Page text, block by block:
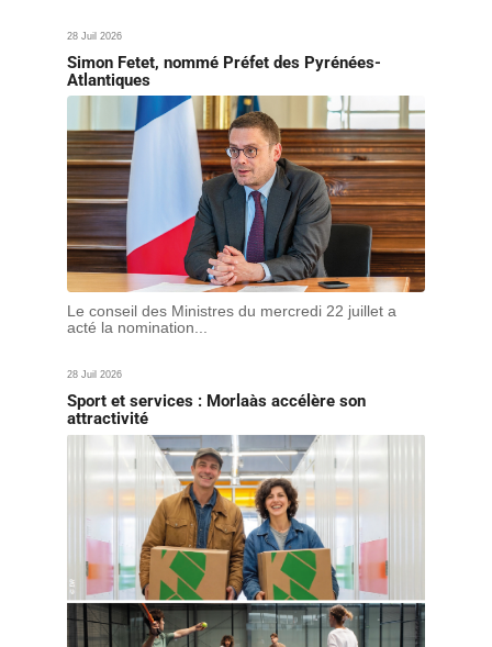
28 Juil 2026
Simon Fetet, nommé Préfet des Pyrénées-
Atlantiques
Le conseil des Ministres du mercredi 22 juillet a
acté la nomination...
28 Juil 2026
Sport et services : Morlaàs accélère son
attractivité